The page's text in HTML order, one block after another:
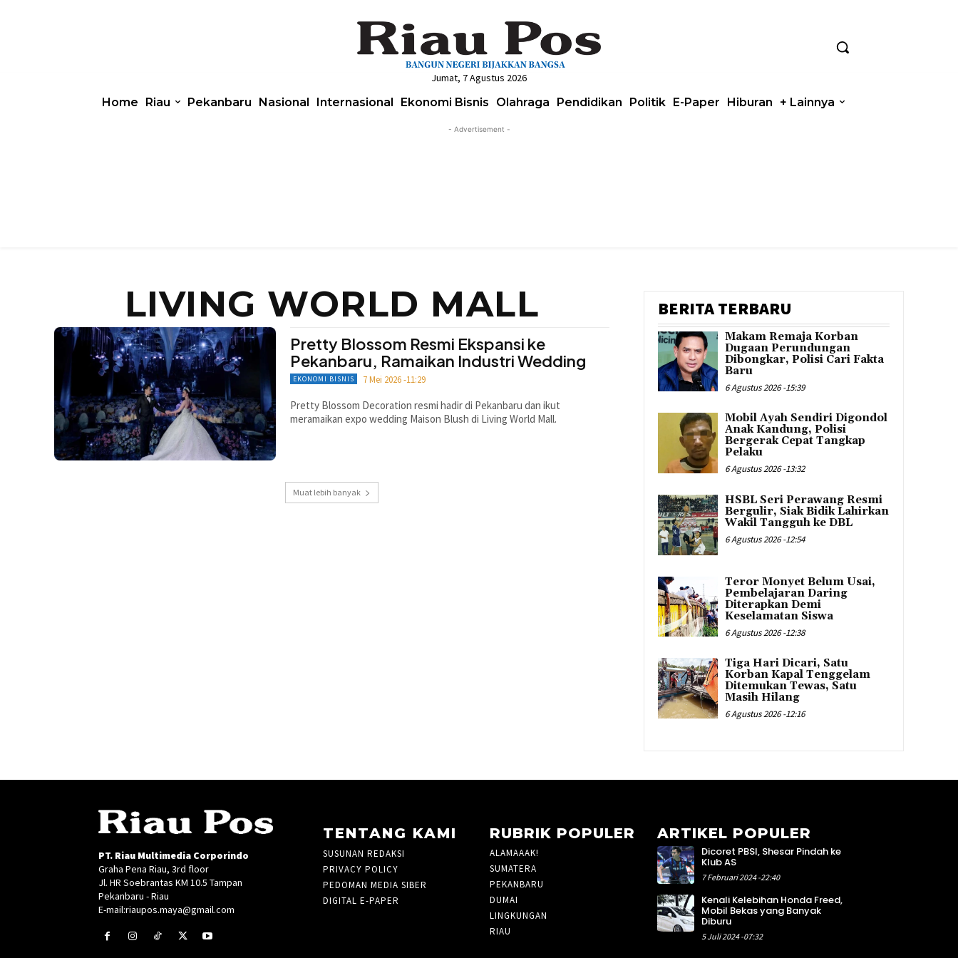
Jumat, 7 Agustus 2026
Home Riau Pekanbaru Nasional Internasional Ekonomi Bisnis Olahraga Pendidikan Politik E-Paper Hiburan + Lainnya
- Advertisement -
LIVING WORLD MALL
Pretty Blossom Resmi Ekspansi ke
Pekanbaru, Ramaikan Industri Wedding
EKONOMI BISNIS 7 Mei 2026 -11:29
Pretty Blossom Decoration resmi hadir di Pekanbaru dan ikut
meramaikan expo wedding Maison Blush di Living World Mall.
Muat lebih banyak
BERITA TERBARU
Makam Remaja Korban
Dugaan Perundungan
Dibongkar, Polisi Cari Fakta
Baru
6 Agustus 2026 -15:39
Mobil Ayah Sendiri Digondol
Anak Kandung, Polisi
Bergerak Cepat Tangkap
Pelaku
6 Agustus 2026 -13:32
HSBL Seri Perawang Resmi
Bergulir, Siak Bidik Lahirkan
Wakil Tangguh ke DBL
6 Agustus 2026 -12:54
Teror Monyet Belum Usai,
Pembelajaran Daring
Diterapkan Demi
Keselamatan Siswa
6 Agustus 2026 -12:38
Tiga Hari Dicari, Satu
Korban Kapal Tenggelam
Ditemukan Tewas, Satu
Masih Hilang
6 Agustus 2026 -12:16
PT. Riau Multimedia Corporindo
Graha Pena Riau, 3rd floor
Jl. HR Soebrantas KM 10.5 Tampan
Pekanbaru - Riau
E-mail:riaupos.maya@gmail.com
TENTANG KAMI
SUSUNAN REDAKSI
PRIVACY POLICY
PEDOMAN MEDIA SIBER
DIGITAL E-PAPER
RUBRIK POPULER
ALAMAAAK!
SUMATERA
PEKANBARU
DUMAI
LINGKUNGAN
RIAU
ARTIKEL POPULER
Dicoret PBSI, Shesar Pindah ke
Klub AS
7 Februari 2024 -22:40
Kenali Kelebihan Honda Freed,
Mobil Bekas yang Banyak
Diburu
5 Juli 2024 -07:32